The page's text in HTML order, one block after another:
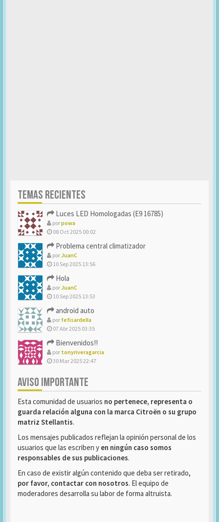
TEMAS RECIENTES
Luces LED Homologadas (E9 16785)
porpowa
08 Oct 2025 00:02
Problema central climatizador
porJuanC
10 Sep 2025 13:56
Hola
porJuanC
10 Sep 2025 13:53
android auto
por fefisardella
07 Abr 2025 03:35
Bienvenidos!!
por tonyriveragarcia
30 Mar 2025 22:47
AVISO IMPORTANTE
Esta comunidad de usuarios no pertenece, representa o
guarda relación alguna con la marca Citroën o su grupo
matriz Stellantis.
Los mensajes publicados reflejan la opinión personal de los
usuarios que las escriben y en ningún caso somos
responsables de sus publicaciones.
En caso de existir algún contenido que deba ser retirado,
por favor, contactar con nosotros. El equipo de
moderadores desarrolla su labor de forma altruista.